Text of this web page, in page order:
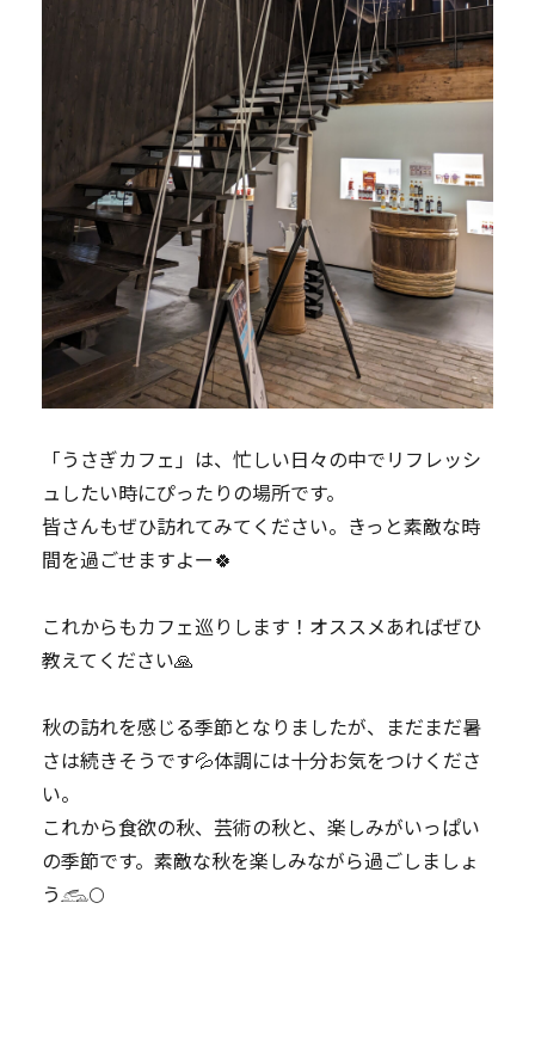
「うさぎカフェ」は、忙しい日々の中でリフレッシ
ュしたい時にぴったりの場所です。
皆さんもぜひ訪れてみてください。きっと素敵な時
間を過ごせますよー🍀
これからもカフェ巡りします！オススメあればぜひ
教えてください🙏
秋の訪れを感じる季節となりましたが、まだまだ暑
さは続きそうです💦体調には十分お気をつけくださ
い。
これから食欲の秋、芸術の秋と、楽しみがいっぱい
の季節です。素敵な秋を楽しみながら過ごしましょ
う𓃹🌕️